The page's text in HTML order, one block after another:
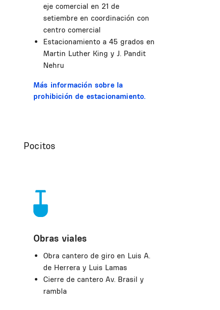
eje comercial en 21 de
setiembre en coordinación con
centro comercial
Estacionamiento a 45 grados en
Martin Luther King y J. Pandit
Nehru
Más información sobre la
prohibición de estacionamiento.
Pocitos
Obras viales
Obra cantero de giro en Luis A.
de Herrera y Luis Lamas
Cierre de cantero Av. Brasil y
rambla